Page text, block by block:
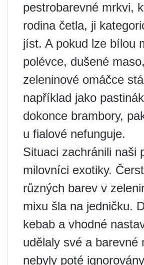
pestrobarevné mrkvi,
rodina četla, ji
jíst. A pokud lze bílou
polévce, dušené
zeleninové omáčce
například jako
dokonce brambory,
u fialové nefunguje.
Situaci zachránili naši
milovníci exotiky.
různých barev v
mixu šla na jedničku.
kebab a vhodné
udělaly své a barevné
nebyly poté